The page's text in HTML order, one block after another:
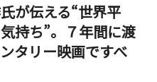
が伝える“世界平
持ち”。７年間に渡
タリー映画ですべ